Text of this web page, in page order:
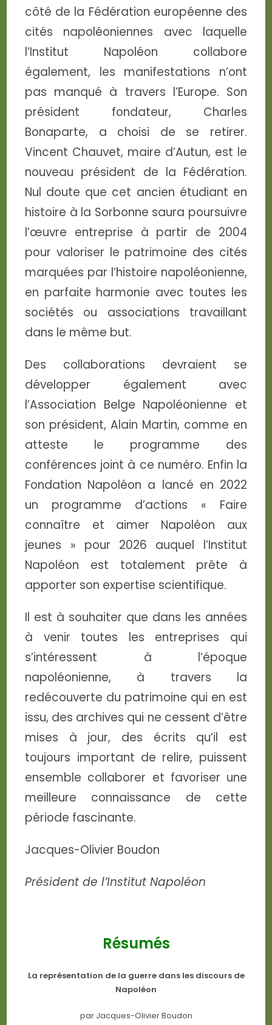
côté de la Fédération européenne des
cités napoléoniennes avec laquelle
l’Institut Napoléon collabore
également, les manifestations n’ont
pas manqué à travers l’Europe. Son
président fondateur, Charles
Bonaparte, a choisi de se retirer.
Vincent Chauvet, maire d’Autun, est le
nouveau président de la Fédération.
Nul doute que cet ancien étudiant en
histoire à la Sorbonne saura poursuivre
l’œuvre entreprise à partir de 2004
pour valoriser le patrimoine des cités
marquées par l’histoire napoléonienne,
en parfaite harmonie avec toutes les
sociétés ou associations travaillant
dans le même but.
Des collaborations devraient se
développer également avec
l’Association Belge Napoléonienne et
son président, Alain Martin, comme en
atteste le programme des
conférences joint à ce numéro. Enfin la
Fondation Napoléon a lancé en 2022
un programme d’actions « Faire
connaître et aimer Napoléon aux
jeunes » pour 2026 auquel l’Institut
Napoléon est totalement prête à
apporter son expertise scientifique.
Il est à souhaiter que dans les années
à venir toutes les entreprises qui
s’intéressent à l’époque
napoléonienne, à travers la
redécouverte du patrimoine qui en est
issu, des archives qui ne cessent d’être
mises à jour, des écrits qu’il est
toujours important de relire, puissent
ensemble collaborer et favoriser une
meilleure connaissance de cette
période fascinante.
Jacques-Olivier Boudon
Président de l’Institut Napoléon
Résumés
La représentation de la guerre dans les discours de
Napoléon
par Jacques-Olivier Boudon